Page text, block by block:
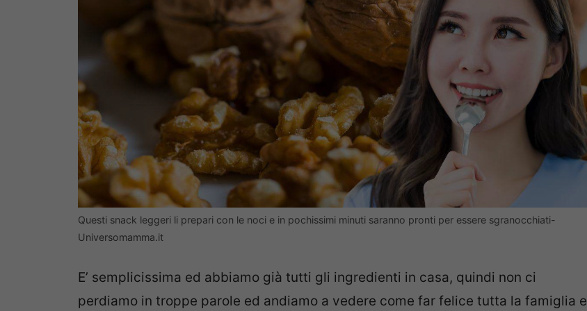
Questi snack leggeri li prepari con le noci e in pochissimi minuti saranno pronti per essere sgranocchiati-
Universomamma.it
E’ semplicissima ed abbiamo già tutti gli ingredienti in casa, quindi non ci
perdiamo in troppe parole ed andiamo a vedere come far felice tutta la famiglia e